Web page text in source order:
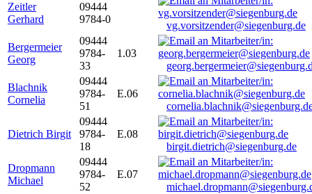
Zeitler
Gerhard
09444
9784-0
vg.vorsitzender@siegenburg.de
Bergermeier
Georg
09444
9784-
33
1.03
Blachnik
Cornelia
09444
9784-
51
E.06
Dietrich Birgit
09444
9784-
18
E.08
birgit.dietrich@siegenburg.de
Dropmann
Michael
09444
9784-
52
E.07